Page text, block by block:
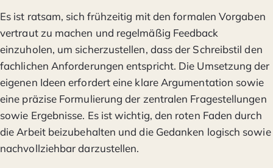
Es ist ratsam, sich frühzeitig mit den formalen Vorgaben
vertraut zu machen und regelmäßig Feedback
einzuholen, um sicherzustellen, dass der Schreibstil den
fachlichen Anforderungen entspricht. Die Umsetzung der
eigenen Ideen erfordert eine klare Argumentation sowie
eine präzise Formulierung der zentralen Fragestellungen
sowie Ergebnisse. Es ist wichtig, den roten Faden durch
die Arbeit beizubehalten und die Gedanken logisch sowie
nachvollziehbar darzustellen.